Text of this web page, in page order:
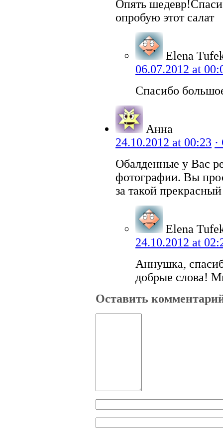
Опять
опробую этот салат
Elena
06.07.2012 at
Спасибо
Анна
24.10.2012 at 00:23
Обалденные у Вас
фотографии. Вы
за такой прекрасный
Elena
24.10.2012 at
Аннушка,
добрые слова!
Оставить